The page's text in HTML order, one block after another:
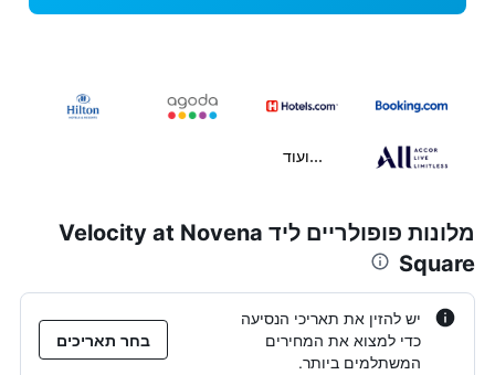
...ועוד
מלונות פופולריים ליד Velocity at Novena
Square
יש להזין את תאריכי הנסיעה
כדי למצוא את המחירים
המשתלמים ביותר.
בחר תאריכים